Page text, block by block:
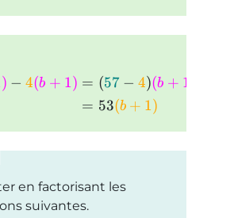
) − 4(b + 1) = (57 − 4)(b + 1
= 53(b + 1)
en factorisant les
suivantes.